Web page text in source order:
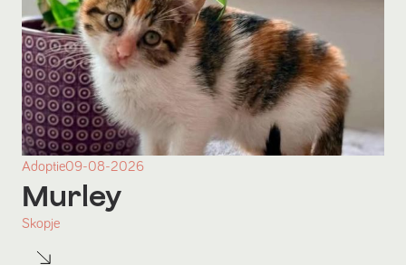
Adoptie09-08-2026
Murley
Skopje